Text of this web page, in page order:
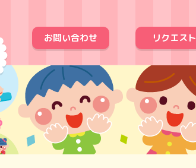
お問い合わせ リクエスト